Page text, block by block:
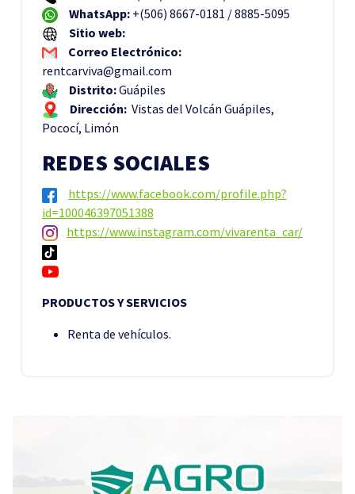
WhatsApp: +(506) 8667-0181 / 8885-5095
Sitio web:
Correo Electrónico:
rentcarviva@gmail.com
Distrito:Guápiles
Dirección: Vistas del Volcán Guápiles,
Pococí, Limón
REDES SOCIALES
https://www.facebook.com/profile.php?
id=100046397051388
https://www.instagram.com/vivarenta_car/
PRODUCTOS Y SERVICIOS
Renta de vehículos.